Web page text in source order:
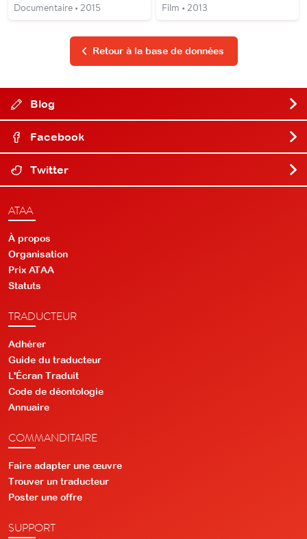
Documentaire • 2015 Film • 2013
Retour à la base de données
Blog
Facebook
Twitter
ATAA
À propos
Organisation
Prix ATAA
Statuts
TRADUCTEUR
Adhérer
Guide du traducteur
L'Écran Traduit
Code de déontologie
Annuaire
COMMANDITAIRE
Faire adapter une œuvre
Trouver un traducteur
Poster une offre
SUPPORT